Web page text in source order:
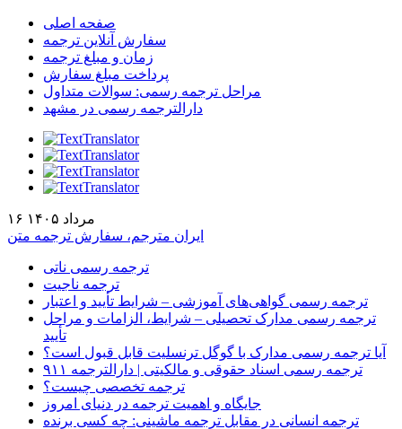
صفحه اصلی
سفارش آنلاین ترجمه
زمان و مبلغ ترجمه
پرداخت مبلغ سفارش
مراحل ترجمه رسمی: سوالات متداول
دارالترجمه رسمی در مشهد
۱۶ مرداد ۱۴۰۵
ایران مترجم، سفارش ترجمه متن
ترجمه رسمی ناتی
ترجمه ناجیت
ترجمه رسمی گواهی‌های آموزشی – شرایط تأیید و اعتبار
ترجمه رسمی مدارک تحصیلی – شرایط، الزامات و مراحل
تأیید
آیا ترجمه رسمی مدارک با گوگل ترنسلیت قابل قبول است؟
ترجمه رسمی اسناد حقوقی و مالکیتی | دارالترجمه ۹۱۱
ترجمه تخصصی چیست؟
جایگاه و اهمیت ترجمه در دنیای امروز
ترجمه انسانی در مقابل ترجمه ماشینی: چه کسی برنده